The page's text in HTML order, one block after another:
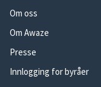
Om oss
Om Awaze
Presse
Innlogging for byråer